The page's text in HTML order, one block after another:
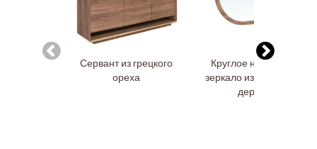
Сервант из грецкого
ореха
Круглое настенное
зеркало из орехового
дерева